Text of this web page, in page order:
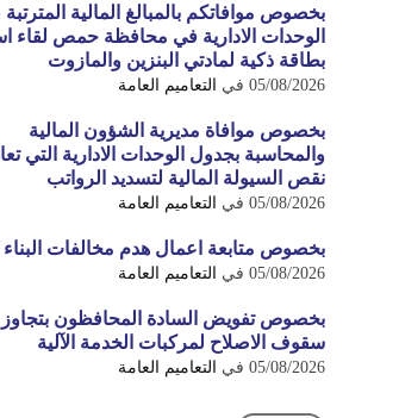
بخصوص موافاتكم بالمبالغ المالية
الوحدات الادارية في محافظة حمص لقاء
بطاقة ذكية لمادتي البنزين والمازوت
05/08/2026 في التعاميم العامة
بخصوص موافاة مديرية الشؤون المالية
والمحاسبة بجدول الوحدات الادارية التي
نقص السيولة المالية لتسديد الرواتب
05/08/2026 في التعاميم العامة
بخصوص متابعة اعمال هدم مخالفات البناء
05/08/2026 في التعاميم العامة
بخصوص تفويض السادة المحافظون بتجاوز
سقوف الاصلاح لمركبات الخدمة الآلية
05/08/2026 في التعاميم العامة